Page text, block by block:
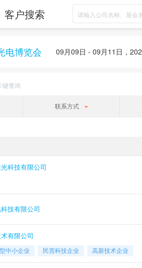
客户搜索
电博览会 09月09日 - 09月11日，
联系方式
科技有限公司
技有限公司
有限公司
中小企业 民营科技企业 高新技术企业